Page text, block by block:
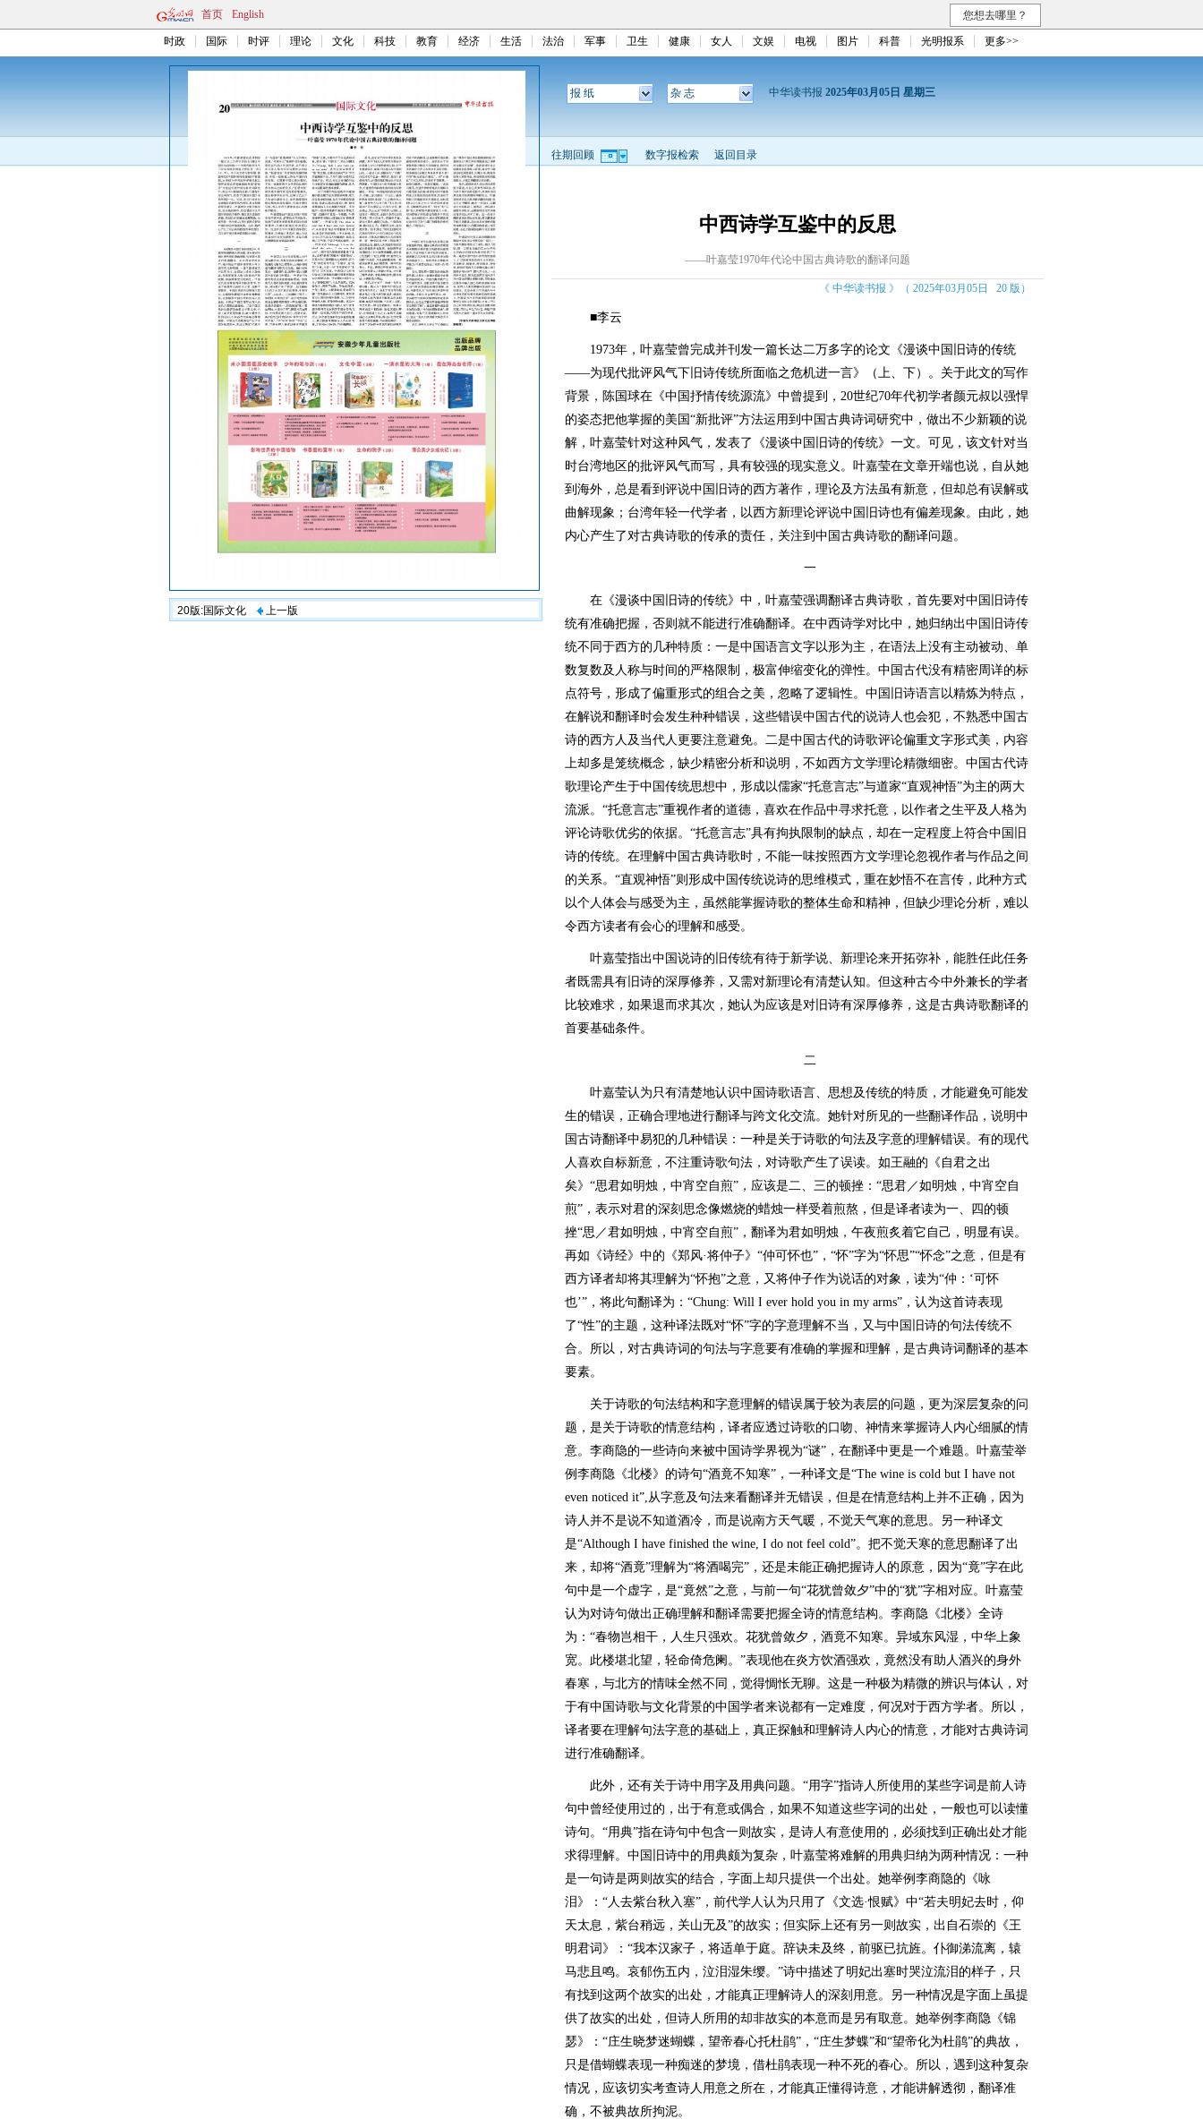
首页 English 您想去哪里？
时政 国际 时评 理论 文化 科技 教育 经济 生活 法治 军事 卫生 健康 女人 文娱 电视 图片 科普 光明报系 更多>>
20版:国际文化 上一版
报 纸 杂 志 中华读书报 2025年03月05日 星期三
往期回顾 数字报检索 返回目录
中西诗学互鉴中的反思
——叶嘉莹1970年代论中国古典诗歌的翻译问题
《 中华读书报 》（ 2025年03月05日 20 版）
■李云
1973年，叶嘉莹曾完成并刊发一篇长达二万多字的论文《漫谈中国旧诗的传统
——为现代批评风气下旧诗传统所面临之危机进一言》（上、下）。关于此文的写作
背景，陈国球在《中国抒情传统源流》中曾提到，20世纪70年代初学者颜元叔以强悍
的姿态把他掌握的美国“新批评”方法运用到中国古典诗词研究中，做出不少新颖的说
解，叶嘉莹针对这种风气，发表了《漫谈中国旧诗的传统》一文。可见，该文针对当
时台湾地区的批评风气而写，具有较强的现实意义。叶嘉莹在文章开端也说，自从她
到海外，总是看到评说中国旧诗的西方著作，理论及方法虽有新意，但却总有误解或
曲解现象；台湾年轻一代学者，以西方新理论评说中国旧诗也有偏差现象。由此，她
内心产生了对古典诗歌的传承的责任，关注到中国古典诗歌的翻译问题。
一
在《漫谈中国旧诗的传统》中，叶嘉莹强调翻译古典诗歌，首先要对中国旧诗传
统有准确把握，否则就不能进行准确翻译。在中西诗学对比中，她归纳出中国旧诗传
统不同于西方的几种特质：一是中国语言文字以形为主，在语法上没有主动被动、单
数复数及人称与时间的严格限制，极富伸缩变化的弹性。中国古代没有精密周详的标
点符号，形成了偏重形式的组合之美，忽略了逻辑性。中国旧诗语言以精炼为特点，
在解说和翻译时会发生种种错误，这些错误中国古代的说诗人也会犯，不熟悉中国古
诗的西方人及当代人更要注意避免。二是中国古代的诗歌评论偏重文字形式美，内容
上却多是笼统概念，缺少精密分析和说明，不如西方文学理论精微细密。中国古代诗
歌理论产生于中国传统思想中，形成以儒家“托意言志”与道家“直观神悟”为主的两大
流派。“托意言志”重视作者的道德，喜欢在作品中寻求托意，以作者之生平及人格为
评论诗歌优劣的依据。“托意言志”具有拘执限制的缺点，却在一定程度上符合中国旧
诗的传统。在理解中国古典诗歌时，不能一味按照西方文学理论忽视作者与作品之间
的关系。“直观神悟”则形成中国传统说诗的思维模式，重在妙悟不在言传，此种方式
以个人体会与感受为主，虽然能掌握诗歌的整体生命和精神，但缺少理论分析，难以
令西方读者有会心的理解和感受。
叶嘉莹指出中国说诗的旧传统有待于新学说、新理论来开拓弥补，能胜任此任务
者既需具有旧诗的深厚修养，又需对新理论有清楚认知。但这种古今中外兼长的学者
比较难求，如果退而求其次，她认为应该是对旧诗有深厚修养，这是古典诗歌翻译的
首要基础条件。
二
叶嘉莹认为只有清楚地认识中国诗歌语言、思想及传统的特质，才能避免可能发
生的错误，正确合理地进行翻译与跨文化交流。她针对所见的一些翻译作品，说明中
国古诗翻译中易犯的几种错误：一种是关于诗歌的句法及字意的理解错误。有的现代
人喜欢自标新意，不注重诗歌句法，对诗歌产生了误读。如王融的《自君之出
矣》“思君如明烛，中宵空自煎”，应该是二、三的顿挫：“思君／如明烛，中宵空自
煎”，表示对君的深刻思念像燃烧的蜡烛一样受着煎熬，但是译者读为一、四的顿
挫“思／君如明烛，中宵空自煎”，翻译为君如明烛，午夜煎炙着它自己，明显有误。
再如《诗经》中的《郑风·将仲子》“仲可怀也”，“怀”字为“怀思”“怀念”之意，但是有
西方译者却将其理解为“怀抱”之意，又将仲子作为说话的对象，读为“仲：‘可怀
也’”，将此句翻译为：“Chung: Will I ever hold you in my arms”，认为这首诗表现
了“性”的主题，这种译法既对“怀”字的字意理解不当，又与中国旧诗的句法传统不
合。所以，对古典诗词的句法与字意要有准确的掌握和理解，是古典诗词翻译的基本
要素。
关于诗歌的句法结构和字意理解的错误属于较为表层的问题，更为深层复杂的问
题，是关于诗歌的情意结构，译者应透过诗歌的口吻、神情来掌握诗人内心细腻的情
意。李商隐的一些诗向来被中国诗学界视为“谜”，在翻译中更是一个难题。叶嘉莹举
例李商隐《北楼》的诗句“酒竟不知寒”，一种译文是“The wine is cold but I have not
even noticed it”,从字意及句法来看翻译并无错误，但是在情意结构上并不正确，因为
诗人并不是说不知道酒冷，而是说南方天气暖，不觉天气寒的意思。另一种译文
是“Although I have finished the wine, I do not feel cold”。把不觉天寒的意思翻译了出
来，却将“酒竟”理解为“将酒喝完”，还是未能正确把握诗人的原意，因为“竟”字在此
句中是一个虚字，是“竟然”之意，与前一句“花犹曾敛夕”中的“犹”字相对应。叶嘉莹
认为对诗句做出正确理解和翻译需要把握全诗的情意结构。李商隐《北楼》全诗
为：“春物岂相干，人生只强欢。花犹曾敛夕，酒竟不知寒。异域东风湿，中华上象
宽。此楼堪北望，轻命倚危阑。”表现他在炎方饮酒强欢，竟然没有助人酒兴的身外
春寒，与北方的情味全然不同，觉得惆怅无聊。这是一种极为精微的辨识与体认，对
于有中国诗歌与文化背景的中国学者来说都有一定难度，何况对于西方学者。所以，
译者要在理解句法字意的基础上，真正探触和理解诗人内心的情意，才能对古典诗词
进行准确翻译。
此外，还有关于诗中用字及用典问题。“用字”指诗人所使用的某些字词是前人诗
句中曾经使用过的，出于有意或偶合，如果不知道这些字词的出处，一般也可以读懂
诗句。“用典”指在诗句中包含一则故实，是诗人有意使用的，必须找到正确出处才能
求得理解。中国旧诗中的用典颇为复杂，叶嘉莹将难解的用典归纳为两种情况：一种
是一句诗是两则故实的结合，字面上却只提供一个出处。她举例李商隐的《咏
泪》：“人去紫台秋入塞”，前代学人认为只用了《文选·恨赋》中“若夫明妃去时，仰
天太息，紫台稍远，关山无及”的故实；但实际上还有另一则故实，出自石崇的《王
明君词》：“我本汉家子，将适单于庭。辞诀未及终，前驱已抗旌。仆御涕流离，辕
马悲且鸣。哀郁伤五内，泣泪湿朱缨。”诗中描述了明妃出塞时哭泣流泪的样子，只
有找到这两个故实的出处，才能真正理解诗人的深刻用意。另一种情况是字面上虽提
供了故实的出处，但诗人所用的却非故实的本意而是另有取意。她举例李商隐《锦
瑟》：“庄生晓梦迷蝴蝶，望帝春心托杜鹃”，“庄生梦蝶”和“望帝化为杜鹃”的典故，
只是借蝴蝶表现一种痴迷的梦境，借杜鹃表现一种不死的春心。所以，遇到这种复杂
情况，应该切实考查诗人用意之所在，才能真正懂得诗意，才能讲解透彻，翻译准
确，不被典故所拘泥。